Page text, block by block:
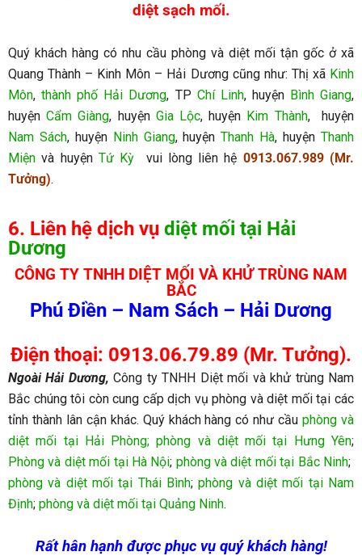
diệt sạch mối.
Quý khách hàng có nhu cầu phòng và diệt mối tận gốc ở xã
Quang Thành – Kinh Môn – Hải Dương cũng như: Thị xã Kinh
Môn,thành phố Hải Dương, TP Chí Linh, huyện Bình Giang,
huyệnCẩm Giàng, huyện Gia Lộc, huyện Kim Thành, huyện
Nam Sách, huyện Ninh Giang, huyệnThanh Hà, huyệnThanh
Miện và huyện Tứ Kỳ vui lòng liên hệ 0913.067.989 (Mr.
Tưởng).
6. Liên hệ dịch vụ diệt mối tại Hải
Dương
CÔNG TY TNHH DIỆT MỐI VÀ KHỬ TRÙNG NAM
BẮC
Phú Điền – Nam Sách – Hải Dương
Điện thoại: 0913.06.79.89 (Mr. Tưởng).
Ngoài Hải Dương, Công ty TNHH Diệt mối và khử trùng Nam
Bắc chúng tôi còn cung cấp dịch vụ phòng và diệt mối tại các
tỉnh thành lân cận khác. Quý khách hàng có như cầuphòng và
diệt mối tại Hải Phòng; phòng và diệt mối tại Hưng Yên;
Phòng và diệt mối tại Hà Nội; phòng và diệt mối tại Bắc Ninh;
phòng và diệt mối tại Thái Bình;phòng và diệt mối tại Nam
Định; phòng và diệt mối tại Quảng Ninh.
Rất hân hạnh được phục vụ quý khách hàng!